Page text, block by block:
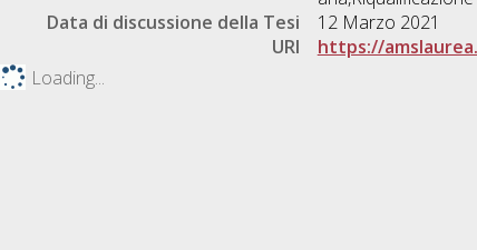
Data di discussione della Tesi
12 Marzo 2021
URI
https://
Loading...